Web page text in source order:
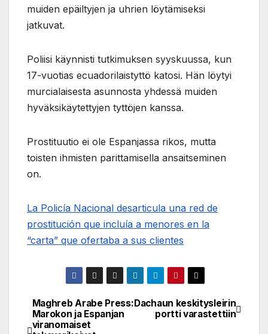
muiden epäiltyjen ja uhrien löytämiseksi
jatkuvat.
Poliisi käynnisti tutkimuksen syyskuussa, kun
17-vuotias ecuadorilaistyttö katosi. Hän löytyi
murcialaisesta asunnosta yhdessä muiden
hyväksikäytettyjen tyttöjen kanssa.
Prostituutio ei ole Espanjassa rikos, mutta
toisten ihmisten parittamisella ansaitseminen
on.
La Policía Nacional desarticula una red de
prostitución que incluía a menores en la
“carta” que ofertaba a sus clientes
Post
Dachaun keskitysleirin
portti varastettiin
Maghreb Arabe Press:
Marokon ja Espanjan
viranomaiset